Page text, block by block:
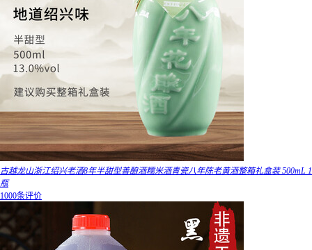
古越龙山浙江绍兴老酒8年半甜型善酿酒糯米酒青瓷八年陈老黄酒整箱礼盒装 500mL 1
瓶
1000条评价